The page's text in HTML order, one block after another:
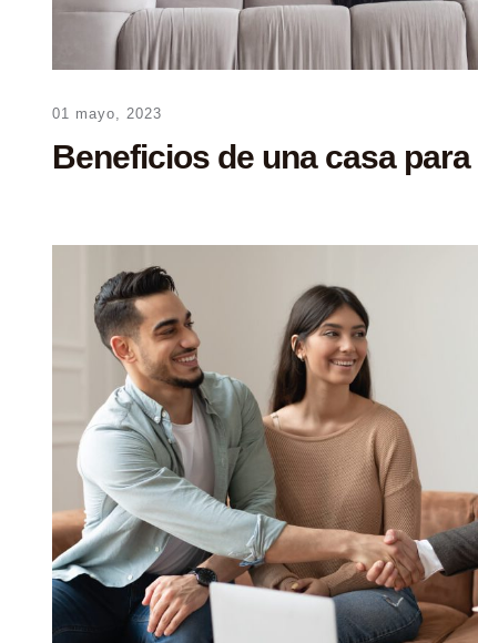
01 mayo, 2023
Beneficios de una casa